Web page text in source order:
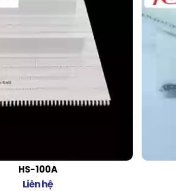
HS-100A
Liên hệ